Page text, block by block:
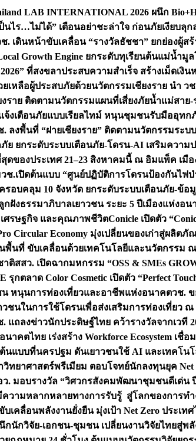
LAB INTERNATIONAL 2026 ผนึก
นไร…ไม่ได้” เตือนอย่าชะล่าใจ ก่อนภัยเงียบลุก
. เดินหน้าขับเคลื่อน “รางวัลธัชชา” ยกย่องผู้
Growth Engine ยกระดับทุเรียนต้นแม่น้ำ
ที่สงขลาประสบความสำเร็จ สร้างเม็ดเ
ยเหลือผู้ประสบภัยด้วยนวัตกรรมเชียงราย นำ
งราย ติดตามนวัตกรรมแผนที่เสี่ยงภัยน้ำแม่สา
จ้งเตือนภัยแบบเรียลไทม์ หนุนชุมชนรับมืออุท
. ลงพื้นที่ “ฝายเชียงราย” ติดตามนวัตกรรมระ
ย ยกระดับระบบเตือนภัย-โดรน-AI เสริมความ
ของประเทศ 21–23 สิงหาคมนี้ ณ อิมแพ็ค เมือ
วช.เปิดต้นแบบ “ศูนย์ปฏิบัติการโดรนป้องกันไฟ
รอบคลุม 10 จังหวัด ยกระดับระบบเตือนภัย-ข้อ
ฝังธรรมาภิบาลเยาวชน ระยะ 5 ปีเมืองแห่งอ
เศรษฐกิจ และคุณภาพชีวิตConicle เปิดตัว
Circular Economy มุ่งเปลี่ยนของเก่าสู่ผลิต
พื้นที่ ขับเคลื่อนด้วยเทคโนโลยีและนวัตกรรม
าติสสว. เปิดฉากมหกรรม “OSS & SMEs
รุกตลาด Color Cosmetic เปิดตัว “Perfect
น หนุนการท่องเที่ยวและอาชีพแห่งอนาคตวช. ข
วชนในการใช้โดรนเพื่อส่งเสริมการท่องเที่ยว
. แถลงข่าวนักประดิษฐ์ไทย คว้ารางวัลจากเวที
คตไทย เร่งสร้าง Workforce Ecosystem เชื่
นแบบที่นครปฐม ดันเยาวชนใช้ AI และเทคโน
วิทยาศาสตร์พรีเมียม ตอบโจทย์นักลงทุนยุค Net
. มอบรางวัล “วิศวกรสังคมพัฒนาชุมชนดีเด่น
ความหลากหลายทางการรับรู้ สู่โลกของการท
เคลื่อนพลังงานยั่งยืน มุ่งเป้า Net Zero ประเทศ
นึกนักวิจัย-เอกชน-ชุมชน เปลี่ยนงานวิจัยไทยสู่พ